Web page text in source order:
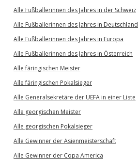
Alle Fußballerinnen des Jahres in der Schweiz
Alle Fußballerinnen des Jahres in Deutschland
Alle Fußballerinnen des Jahres in Europa
Alle Fußballerinnen des Jahres in Österreich
Alle färingischen Meister
Alle färingischen Pokalsieger
Alle Generalsekretäre der UEFA in einer Liste
Alle georgischen Meister
Alle georgischen Pokalsieger
Alle Gewinner der Asienmeisterschaft
Alle Gewinner der Copa America